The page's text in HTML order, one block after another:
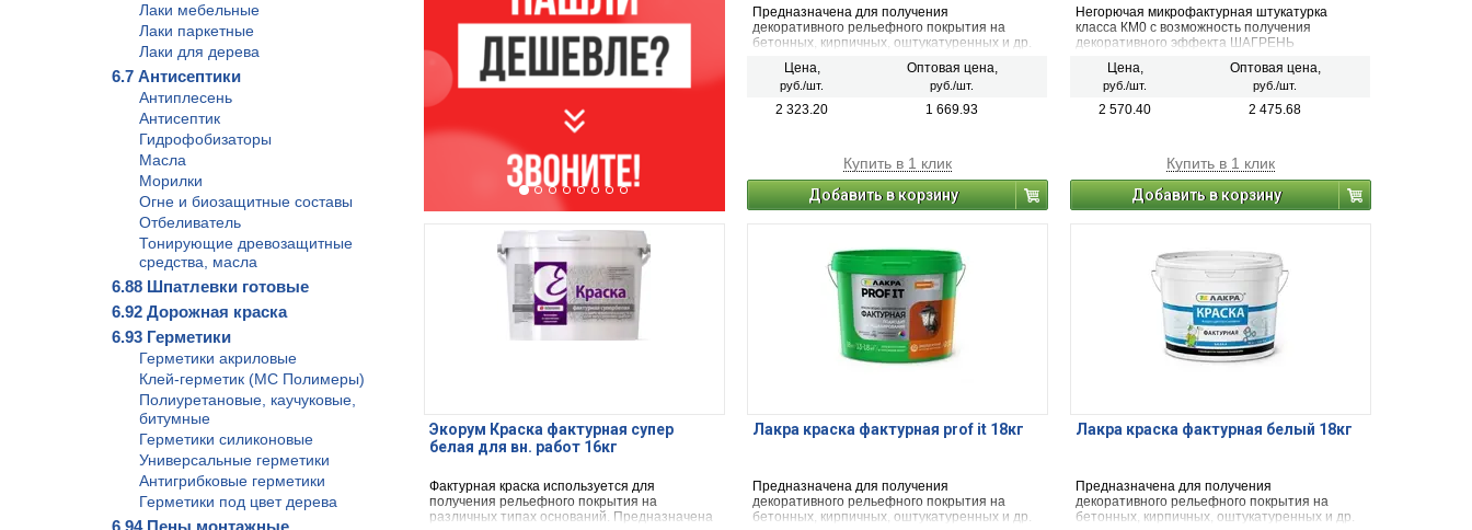
Лаки мебельные
Лаки паркетные
Лаки для дерева
6.7 Антисептики
Антиплесень
Антисептик
Гидрофобизаторы
Масла
Морилки
Огне и биозащитные составы
Отбеливатель
Тонирующие древозащитные
средства, масла
6.88 Шпатлевки готовые
6.92 Дорожная краска
6.93 Герметики
Герметики акриловые
Клей-герметик (МС Полимеры)
Полиуретановые, каучуковые,
битумные
Герметики силиконовые
Универсальные герметики
Антигрибковые герметики
Герметики под цвет дерева
6.94 Пены монтажные
Предназначена для получения
декоративного рельефного покрытия на
бетонных, кирпичных, оштукатуренных и др.
Применяется для наружных и внутренних
работ. Особо рекомендуется для мест с
повышенной эксплуатационной нагрузкой
Цена,
руб./шт.
Оптовая цена,
руб./шт.
2 323.20 1 669.93
Купить в 1 клик
Добавить в корзину
Негорючая микрофактурная штукатурка
класса КМ0 с возможность получения
декоративного эффекта ШАГРЕНЬ
Цена,
руб./шт.
Оптовая цена,
руб./шт.
2 570.40 2 475.68
Купить в 1 клик
Добавить в корзину
Экорум Краска фактурная супер
белая для вн. работ 16кг
Фактурная краска используется для
получения рельефного покрытия на
различных типах оснований. Предназначена
Лакра краска фактурная prof it 18кг
Предназначена для получения
декоративного рельефного покрытия на
бетонных, кирпичных, оштукатуренных и др.
Лакра краска фактурная белый 18кг
Предназначена для получения
декоративного рельефного покрытия на
бетонных, кирпичных, оштукатуренных и др.